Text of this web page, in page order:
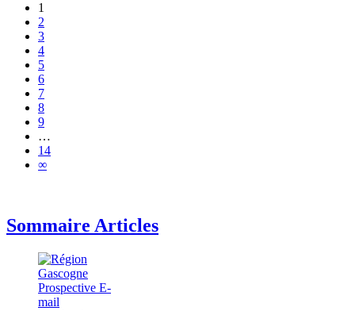
1
2
3
4
5
6
7
8
9
…
14
∞
Sommaire Articles